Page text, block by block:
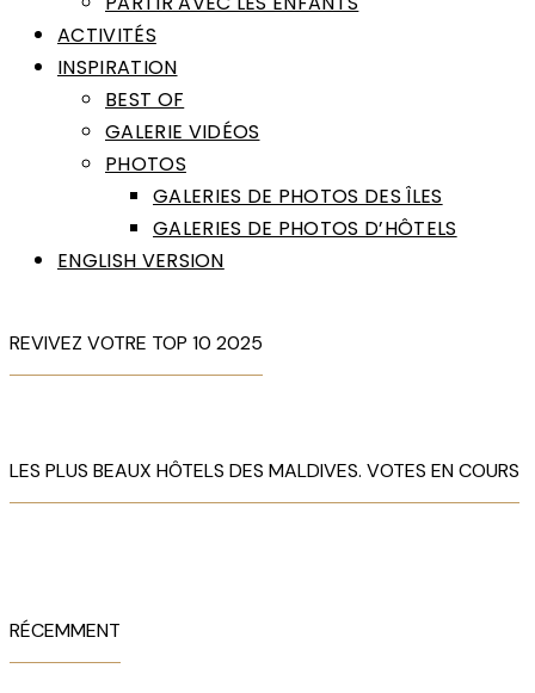
ACTIVITÉS
INSPIRATION
BEST OF
GALERIE VIDÉOS
PHOTOS
GALERIES DE PHOTOS DES ÎLES
GALERIES DE PHOTOS D’HÔTELS
ENGLISH VERSION
REVIVEZ VOTRE TOP 10 2025
LES PLUS BEAUX HÔTELS DES MALDIVES. VOTES EN COURS
RÉCEMMENT